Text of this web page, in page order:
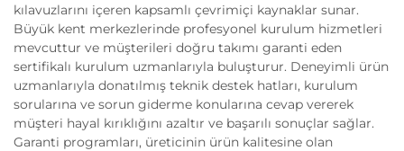
kılavuzlarını içeren kapsamlı çevrimiçi kaynaklar sunar.
Büyük kent merkezlerinde profesyonel kurulum hizmetleri
mevcuttur ve müşterileri doğru takımı garanti eden
sertifikalı kurulum uzmanlarıyla buluşturur. Deneyimli ürün
uzmanlarıyla donatılmış teknik destek hatları, kurulum
sorularına ve sorun giderme konularına cevap vererek
müşteri hayal kırıklığını azaltır ve başarılı sonuçlar sağlar.
Garanti programları, üreticinin ürün kalitesine olan